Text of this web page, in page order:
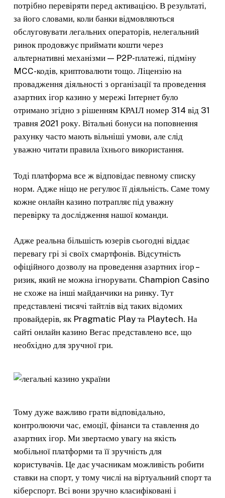
потрібно перевіряти перед активацією. В результаті,
за його словами, коли банки відмовляються
обслуговувати легальних операторів, нелегальний
ринок продовжує приймати кошти через
альтернативні механізми — P2P-платежі, підміну
MCC-кодів, криптовалюти тощо. Ліцензію на
провадження діяльності з організації та проведення
азартних ігор казино у мережі Інтернет було
отримано згідно з рішенням КРАІЛ номер 314 від 31
травня 2021 року. Вітальні бонуси на поповнення
рахунку часто мають вільніші умови, але слід
уважно читати правила їхнього використання.
Тоді платформа все ж відповідає певному списку
норм. Адже ніщо не регулює її діяльність. Саме тому
кожне онлайн казино потрапляє під уважну
перевірку та дослідження нашої команди.
Адже реальна більшість юзерів сьогодні віддає
перевагу грі зі своїх смартфонів. Відсутність
офіційного дозволу на проведення азартних ігор –
ризик, який не можна ігнорувати. Champion Casino
не схоже на інші майданчики на ринку. Тут
представлені тисячі тайтлів від таких відомих
провайдерів, як Pragmatic Play та Playtech. На
сайті онлайн казино Вегас представлено все, що
необхідно для зручної гри.
Тому дуже важливо грати відповідально,
контролюючи час, емоції, фінанси та ставлення до
азартних ігор. Ми звертаємо увагу на якість
мобільної платформи та її зручність для
користувачів. Це дає учасникам можливість робити
ставки на спорт, у тому числі на віртуальний спорт та
кіберспорт. Всі вони зручно класифіковані і